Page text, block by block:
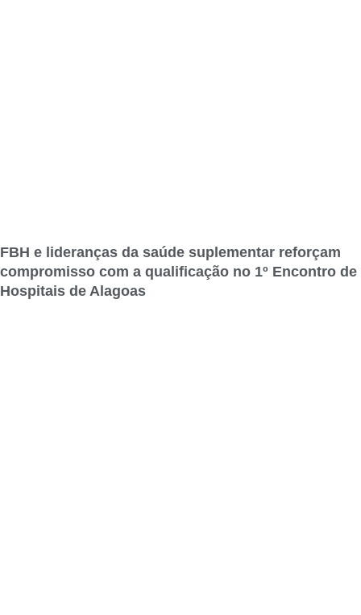
FBH e lideranças da saúde suplementar reforçam
compromisso com a qualificação no 1º Encontro de
Hospitais de Alagoas